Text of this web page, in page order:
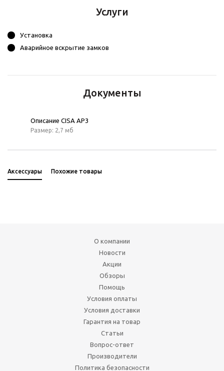
Услуги
Установка
Аварийное вскрытие замков
Документы
Описание CISA AP3
Размер: 2,7 мб
Аксессуары Похожие товары
О компании
Новости
Акции
Обзоры
Помощь
Условия оплаты
Условия доставки
Гарантия на товар
Статьи
Вопрос-ответ
Производители
Политика безопасности